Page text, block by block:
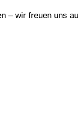
– wir freuen uns